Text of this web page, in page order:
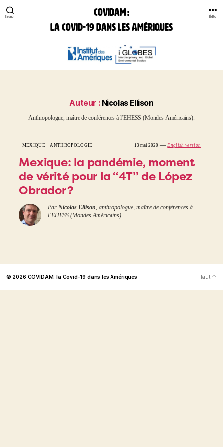
Search
COVIDAM :
la Covid-19 dans les Amériques
les
Édito
Auteur : Nicolas Ellison
anthropologue, maître de conférences à l’EHESS (Mondes Américains).
MEXIQUE ANTHROPOLOGIE 13 mai 2020 —English version
Mexique: la pandémie, moment
de vérité pour la “4T” de López
Obrador ?
Par Nicolas Ellison, anthropologue, maître de conférences à
l’EHESS (Mondes Américains).
© 2026 COVIDAM: la Covid-19 dans les Amériques Haut ↑